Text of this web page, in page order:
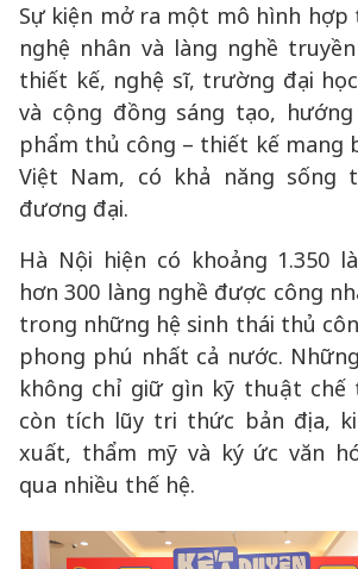
Sự kiện mở ra một mô hình hợp
nghệ nhân và làng nghề
thiết kế, nghệ sĩ, trường đại
và cộng đồng sáng tạo,
phẩm thủ công – thiết kế mang
Việt Nam, có khả năng sống
đương đại.
Hà Nội hiện có khoảng 1.350
hơn 300 làng nghề được công
trong những hệ sinh thái thủ
phong phú nhất cả nước.
không chỉ giữ gìn kỹ thuật chế
còn tích lũy tri thức bản địa,
xuất, thẩm mỹ và ký ức văn
qua nhiều thế hệ.